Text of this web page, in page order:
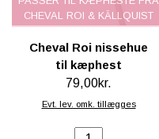
CHEVAL ROI & KÄLLQUIST
Cheval Roi nissehue
til kæphest
79,00kr.
Evt. lev. omk. tillægges